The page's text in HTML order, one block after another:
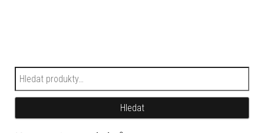
Hledat:
Hledat